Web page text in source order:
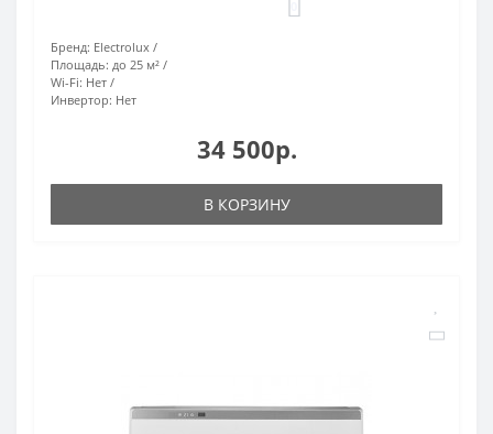
Бренд: Electrolux
Площадь: до 25 м²
Wi-Fi: Нет
Инвертор: Нет
34 500р.
В КОРЗИНУ